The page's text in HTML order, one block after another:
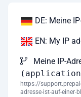
DE: Meine
EN: My IP
Meine IP-
https://
adresse-ist-auf-einer-